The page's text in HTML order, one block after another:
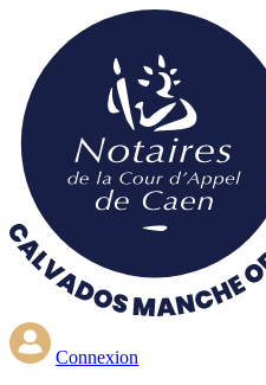
contenu
principal
Connexion